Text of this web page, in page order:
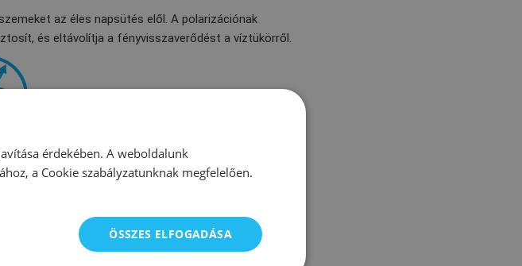
az éles napsütés elől. A polarizációnak
és eltávolítja a fényvisszaverődést a víztükörről.
károsodását okozhatják. Az úszószemüveg kültéri és
alkalmas.
érdekében. A weboldalunk
a Cookie szabályzatunknak megfelelően.
ÖSSZES ELFOGADÁSA